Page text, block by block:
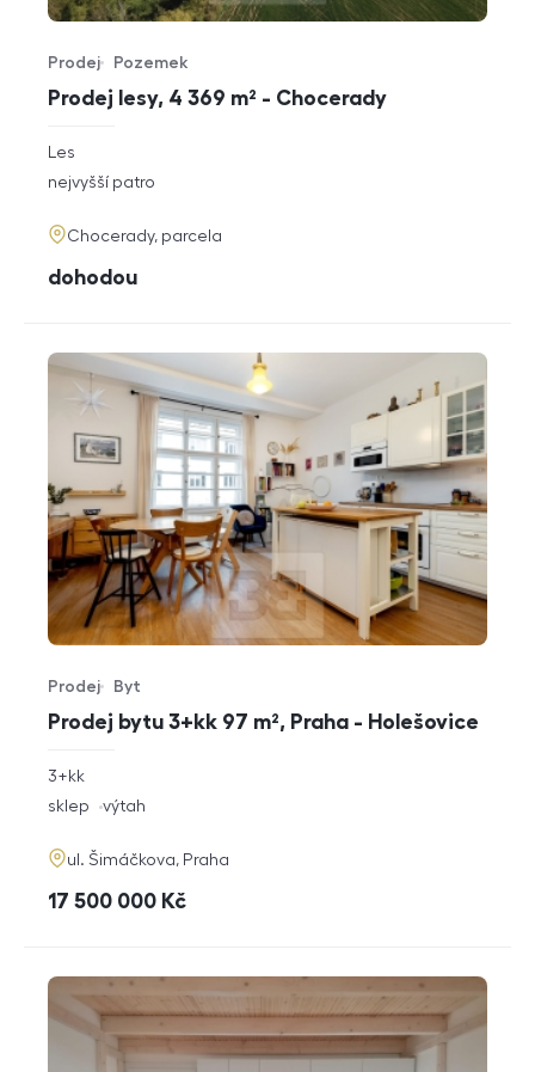
Prodej lesy, 4 369 m² - Chocerady
Typ nabídky
Prodej
Typ nemovitosti
Pozemek
rozměry
dispozice
Les
funkce
nejvyšší patro
adresa
Chocerady, parcela
cena
dohodou
Prodej bytu 3+kk 97 m², Praha - Holešovice
Typ nabídky
Prodej
Typ nemovitosti
Byt
rozměry
dispozice
3+kk
funkce
sklep výtah
adresa
ul. Šimáčkova, Praha
cena
17 500 000 Kč